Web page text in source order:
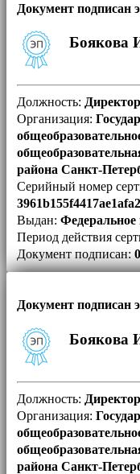
Документ подписан
Боякова
Должность: Директор
Организация:
района Санкт-
Серийный номер
Выдан: Федеральное
Период действия
Документ подписан:
Документ подписан
Боякова
Должность: Директор
Организация:
района Санкт-